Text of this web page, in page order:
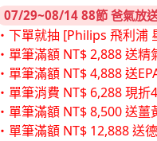
07/29~08/14 88節 爸氣放
・下單就抽 [Philips 飛利浦
・單筆滿額 NT$ 2,888 送
・單筆滿額 NT$ 4,888 送
・單筆消費 NT$ 6,288 現折
・單筆滿額 NT$ 8,500 送
・單筆滿額 NT$ 12,888 送